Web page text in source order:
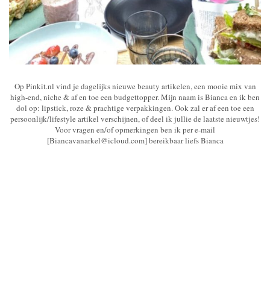
Op Pinkit.nl vind je dagelijks nieuwe beauty artikelen, een mooie mix van
high-end, niche & af en toe een budgettopper. Mijn naam is Bianca en ik ben
dol op: lipstick, roze & prachtige verpakkingen. Ook zal er af een toe een
persoonlijk/lifestyle artikel verschijnen, of deel ik jullie de laatste nieuwtjes!
Voor vragen en/of opmerkingen ben ik per e-mail
[Biancavanarkel@icloud.com] bereikbaar liefs Bianca